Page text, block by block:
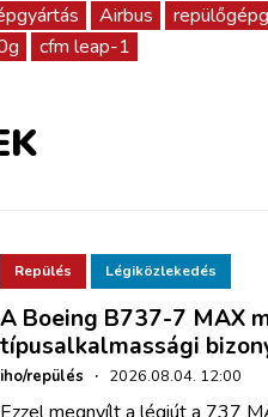
Airbus
cfm leap-1
Repülés Légiközlekedés
A Boeing B737-7 MAX
típusalkalmassági
iho/repülés · 2026.08.04. 12:00
Ezzel megnyílt a légiút a 737